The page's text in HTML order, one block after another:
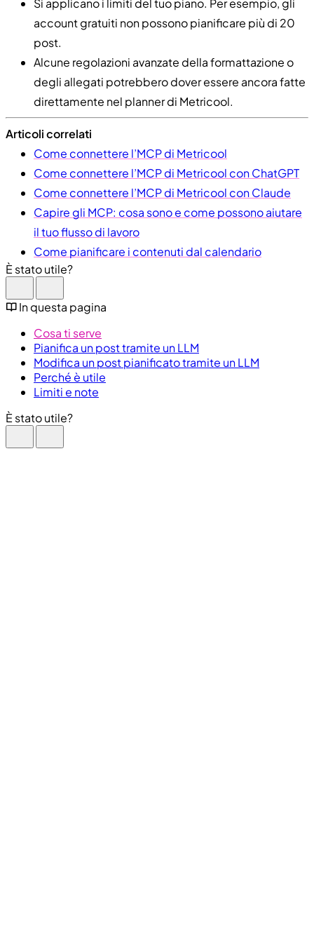
Si applicano i limiti del tuo piano. Per esempio, gli
account gratuiti non possono pianificare più di 20
post.
Alcune regolazioni avanzate della formattazione o
degli allegati potrebbero dover essere ancora fatte
direttamente nel planner di Metricool.
Articoli correlati
Come connettere l’MCP di Metricool
Come connettere l’MCP di Metricool con ChatGPT
Come connettere l’MCP di Metricool con Claude
Capire gli MCP: cosa sono e come possono aiutare
il tuo flusso di lavoro
Come pianificare i contenuti dal calendario
È stato utile?
In questa pagina
Cosa ti serve
Pianifica un post tramite un LLM
Modifica un post pianificato tramite un LLM
Perché è utile
Limiti e note
È stato utile?